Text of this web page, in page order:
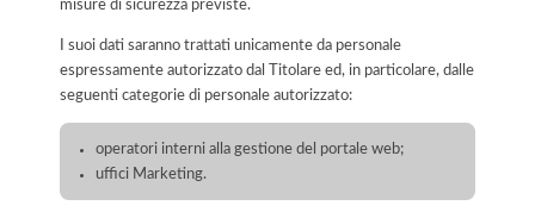
misure di sicurezza previste.
I suoi dati saranno trattati unicamente da personale
espressamente autorizzato dal Titolare ed, in particolare, dalle
seguenti categorie di personale autorizzato:
operatori interni alla gestione del portale web;
uffici Marketing.